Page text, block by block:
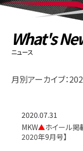
PRIVACY POLICY
What's
ニュース
月別アーカイブ：
2020.07.31
MKW▲ホイール掲
2020年9月号】